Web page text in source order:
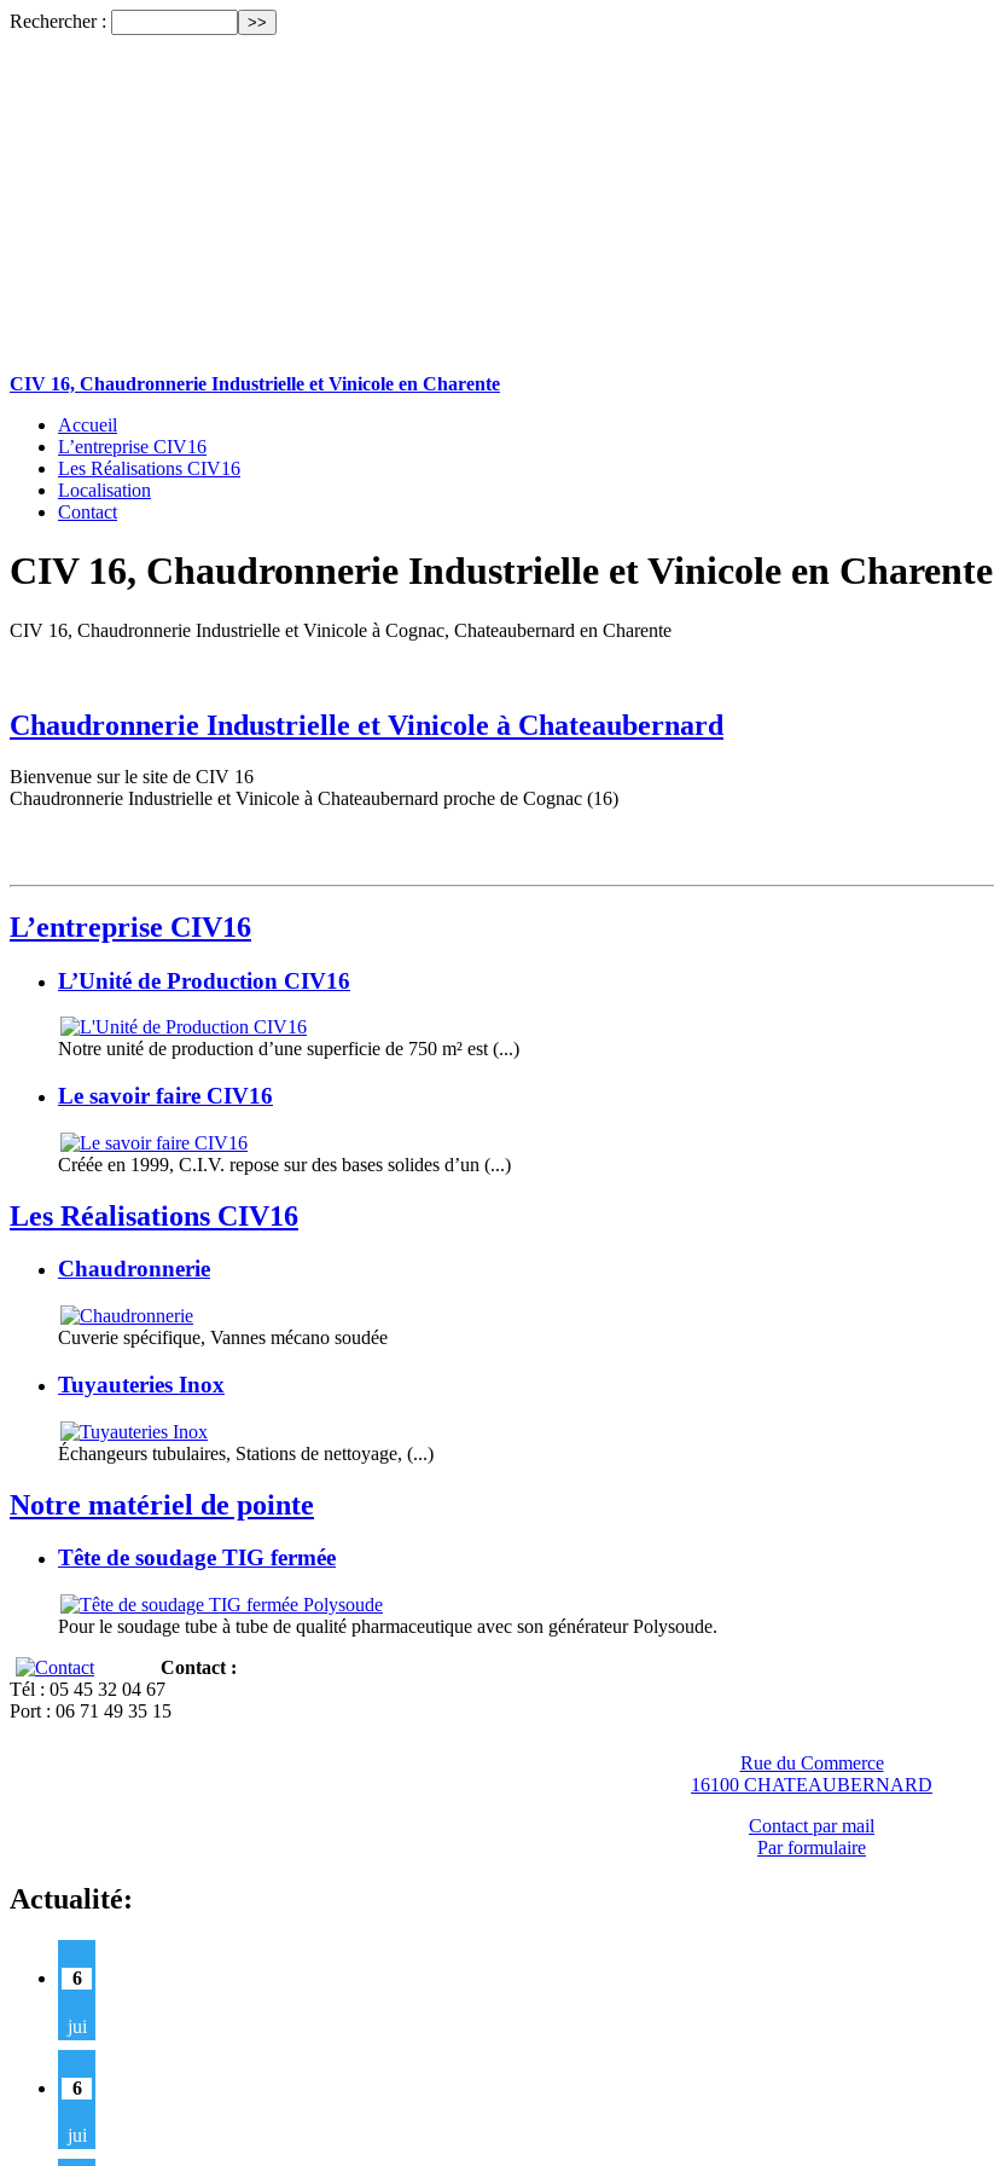
Rechercher :
CIV 16, Chaudronnerie Industrielle et Vinicole en Charente
Accueil
L’entreprise CIV16
Les Réalisations CIV16
Localisation
Contact
CIV 16, Chaudronnerie Industrielle et Vinicole en Charente
CIV 16, Chaudronnerie Industrielle et Vinicole à Cognac, Chateaubernard en Charente
Chaudronnerie Industrielle et Vinicole à Chateaubernard
Bienvenue sur le site de CIV 16
Chaudronnerie Industrielle et Vinicole à Chateaubernard proche de Cognac (16)
L’entreprise CIV16
L’Unité de Production CIV16
Notre unité de production d’une superficie de 750 m² est (...)
Le savoir faire CIV16
Créée en 1999, C.I.V. repose sur des bases solides d’un (...)
Les Réalisations CIV16
Chaudronnerie
Cuverie spécifique, Vannes mécano soudée
Tuyauteries Inox
Échangeurs tubulaires, Stations de nettoyage, (...)
Notre matériel de pointe
Tête de soudage TIG fermée
Pour le soudage tube à tube de qualité pharmaceutique avec son générateur Polysoude.
Contact :
Tél : 05 45 32 04 67
Port : 06 71 49 35 15
Rue du Commerce
16100 CHATEAUBERNARD
Contact par mail
Par formulaire
Actualité:
6
jui
6
jui